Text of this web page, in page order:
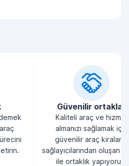
Güvenilir ortaklar
Kaliteli araç ve hizmet
almanızı sağlamak için
güvenilir araç kiralama
sağlayıcılarından oluşan
ile ortaklık yapıyoruz.